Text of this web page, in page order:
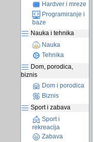
Hardver i mreze
Programiranje i
baze
Nauka i tehnika
Nauka
Tehnika
Dom, porodica,
biznis
Dom i porodica
Biznis
Sport i zabava
Sport i
rekreacija
Zabava